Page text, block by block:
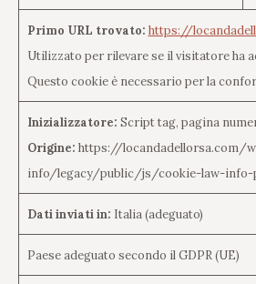
Primo URL trovato: https://
Utilizzato per rilevare se il visitatore ha
Questo cookie è necessario per la
Inizializzatore: Script tag, pagina
Origine: https://locandadellorsa.com/
info/legacy/public/js/cookie-law-info-
Dati inviati in: Italia (adeguato)
Paese adeguato secondo il GDPR (UE)